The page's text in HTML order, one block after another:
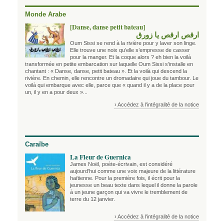
Monde Arabe
[Danse, danse petit bateau]
ارقص ارقص يا زورق
Oum Sissi se rend à la rivière pour y laver son linge.
Elle trouve une noix qu’elle s’empresse de casser
pour la manger. Et la coque alors ? eh bien la voilà
transformée en petite embarcation sur laquelle Oum Sissi s’installe en
chantant : « Danse, danse, petit bateau ». Et la voilà qui descend la
rivière. En chemin, elle rencontre un dromadaire qui joue du tambour. Le
voilà qui embarque avec elle, parce que « quand il y a de la place pour
un, il y en a pour deux »...
› Accédez à l'intégralité de la notice
Caraïbe
La Fleur de Guernica
James Noël, poète-écrivain, est considéré
aujourd’hui comme une voix majeure de la littérature
haïtienne. Pour la première fois, il écrit pour la
jeunesse un beau texte dans lequel il donne la parole
à un jeune garçon qui va vivre le tremblement de
terre du 12 janvier.
› Accédez à l'intégralité de la notice